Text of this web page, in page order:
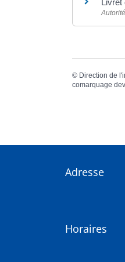
© Direction de
comarquage
Adresse
Horaires